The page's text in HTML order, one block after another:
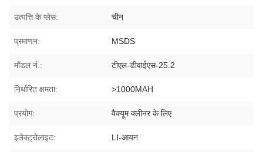
उत्पत्ति के प्लेस: चीन
प्रमाणन: MSDS
मॉडल नं.: टीएल-डीवाईएस-25.2
निर्धारित क्षमता: >1000MAH
प्रयोग: वैक्यूम क्लीनर के लिए
इलेक्ट्रोलाइट: LI-आयन